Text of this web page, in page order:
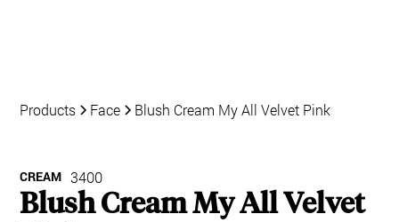
Products Face Blush Cream My All Velvet Pink
CREAM 3400
Blush Cream My All Velvet